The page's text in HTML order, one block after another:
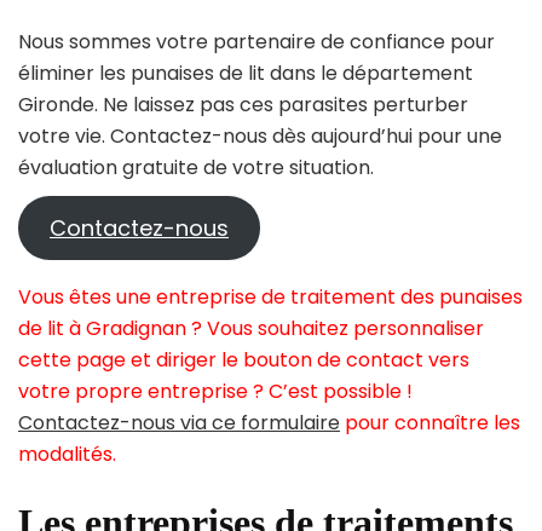
Nous sommes votre partenaire de confiance pour
éliminer les punaises de lit dans le département
Gironde. Ne laissez pas ces parasites perturber
votre vie. Contactez-nous dès aujourd’hui pour une
évaluation gratuite de votre situation.
Contactez-nous
Vous êtes une entreprise de traitement des punaises
de lit à Gradignan ? Vous souhaitez personnaliser
cette page et diriger le bouton de contact vers
votre propre entreprise ? C’est possible !
Contactez-nous via ce formulaire pour connaître les
modalités.